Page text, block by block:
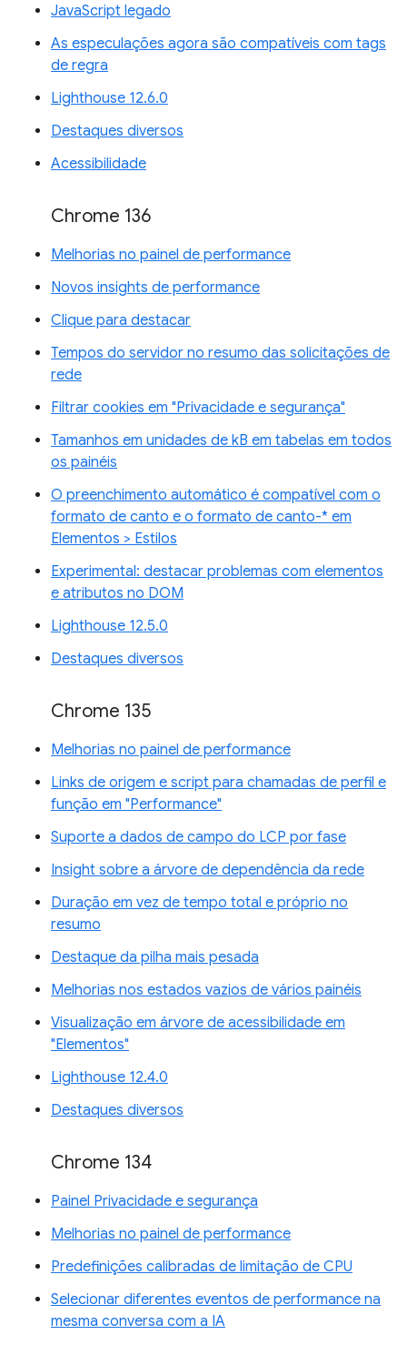
JavaScript legado
As especulações agora são compatíveis com tags
de regra
Lighthouse 12.6.0
Destaques diversos
Acessibilidade
Chrome 136
Melhorias no painel de performance
Novos insights de performance
Clique para destacar
Tempos do servidor no resumo das solicitações de
rede
Filtrar cookies em "Privacidade e segurança"
Tamanhos em unidades de kB em tabelas em todos
os painéis
O preenchimento automático é compatível com o
formato de canto e o formato de canto-* em
Elementos > Estilos
Experimental: destacar problemas com elementos
e atributos no DOM
Lighthouse 12.5.0
Destaques diversos
Chrome 135
Melhorias no painel de performance
Links de origem e script para chamadas de perfil e
função em "Performance"
Suporte a dados de campo do LCP por fase
Insight sobre a árvore de dependência da rede
Duração em vez de tempo total e próprio no
resumo
Destaque da pilha mais pesada
Melhorias nos estados vazios de vários painéis
Visualização em árvore de acessibilidade em
"Elementos"
Lighthouse 12.4.0
Destaques diversos
Chrome 134
Painel Privacidade e segurança
Melhorias no painel de performance
Predefinições calibradas de limitação de CPU
Selecionar diferentes eventos de performance na
mesma conversa com a IA